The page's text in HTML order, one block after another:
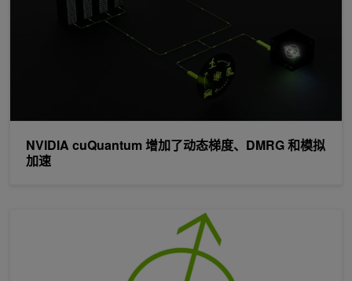
NVIDIA cuQuantum 增加了动态梯度、DMRG 和模拟
加速
利用 NVIDIA cuTensorNet 进行量子电路模拟